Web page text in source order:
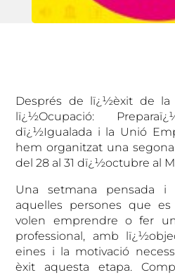
Després de lï¿½èxit de la
lï¿½Ocupació:
dï¿½Igualada i la Unió
hem organitzat una
del 28 al 31 dï¿½octubre al
Una setmana pensada
aquelles persones que
volen emprendre o fer
professional, amb
eines i la motivació
èxit aquesta etapa.